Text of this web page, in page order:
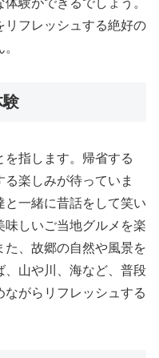
験ができるでしょう。
リフレッシュする絶好の
験
指します。帰省する
楽しみが待っていま
一緒に昔話をして笑い
しいご当地グルメを楽
た、故郷の自然や風景を
、山や川、海など、普段
がらリフレッシュする